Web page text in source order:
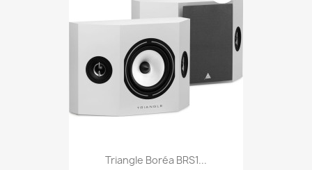
Triangle Boréa BRS1...